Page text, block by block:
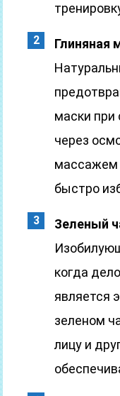
Глиняная
маски при
через
массажем
быстро
Зеленый
когда
является
зеленом
лицу и